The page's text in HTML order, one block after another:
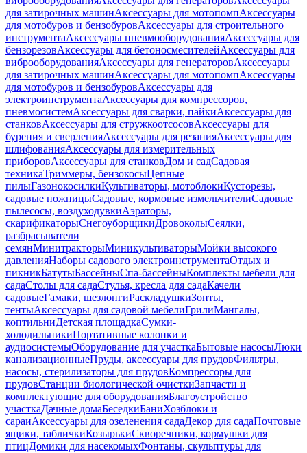
для затирочных машинАксессуары для мотопомпАксессуары
для мотобуров и бензобуровАксессуары для строительного
инструментаАксессуары пневмооборудованияАксессуары для
бензорезовАксессуары для бетоносмесителейАксессуары для
виброоборудованияАксессуары для генераторовАксессуары
для затирочных машинАксессуары для мотопомпАксессуары
для мотобуров и бензобуровАксессуары для
электроинструментаАксессуары для компрессоров,
пневмосистемАксессуары для сварки, пайкиАксессуары для
станковАксессуары для стружкоотсосовАксессуары для
бурения и сверленияАксессуары для резанияАксессуары для
шлифованияАксессуары для измерительных
приборовАксессуары для станковДом и садСадовая
техникаТриммеры, бензокосыЦепные
пилыГазонокосилкиКультиваторы, мотоблокиКусторезы,
садовые ножницыСадовые, кормовые измельчителиСадовые
пылесосы, воздуходувкиАэраторы,
скарификаторыСнегоуборщикиДровоколыСеялки,
разбрасыватели
семянМинитракторыМиникультиваторыМойки высокого
давленияНаборы садового электроинструментаОтдых и
пикникБатутыБассейныСпа-бассейныКомплекты мебели для
садаСтолы для садаСтулья, кресла для садаКачели
садовыеГамаки, шезлонгиРаскладушкиЗонты,
тентыАксессуары для садовой мебелиГрилиМангалы,
коптильниДетская площадкаСумки-
холодильникиПортативные колонки и
аудиосистемыОборудование для участкаБытовые насосыЛюки
канализационныеПруды, аксессуары для прудовФильтры,
насосы, стерилизаторы для прудовКомпрессоры для
прудовСтанции биологической очисткиЗапчасти и
комплектующие для оборудованияБлагоустройство
участкаДачные домаБеседкиБаниХозблоки и
сараиАксессуары для озеленения садаДекор для садаПочтовые
ящики, табличкиКозырькиСкворечники, кормушки для
птицДомики для насекомыхФонтаны, скульптуры для